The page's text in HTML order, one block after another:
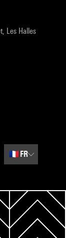
Les Halles
🇫🇷 FR